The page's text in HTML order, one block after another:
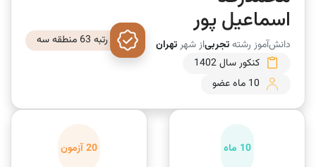
اسماعیل پور
دانش‌آموز رشتهتجربیاز شهرتهران
کنکور سال 1402
10 ماه عضو
رتبه 63 منطقه سه
10 ماه 20 آزمون